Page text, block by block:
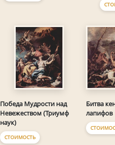
Победа Мудрости над
Невежеством (Триумф
наук)
СТОИМОСТЬ
Битва
лапифов